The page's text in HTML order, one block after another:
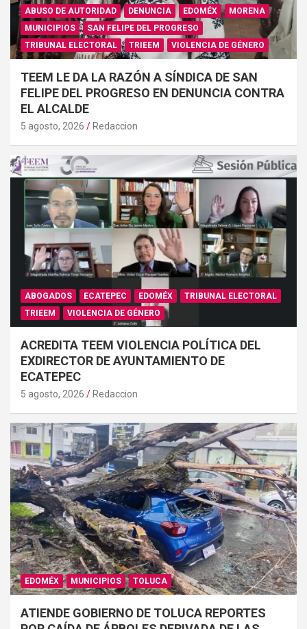
ABUSO DE AUTORIDAD DENUNCIA EDOMÉX
MORENA
MUNICIPIOS
SAN FELIPE DEL PROGRESO
TRIBUNAL ELECTORAL
TRIEEM VIOLENCIA DE GÉNERO
TEEM LE DA LA RAZÓN A SÍNDICA DE SAN
FELIPE DEL PROGRESO EN DENUNCIA CONTRA
EL ALCALDE
5 agosto, 2026 Redaccion
ABOGADOS ECATEPEC EDOMÉX
TRIBUNAL ELECTORAL
TRIEEM
VIOLENCIA DE GÉNERO
ACREDITA TEEM VIOLENCIA POLÍTICA DEL
EXDIRECTOR DE AYUNTAMIENTO DE
ECATEPEC
5 agosto, 2026 Redaccion
EDOMÉX MUNICIPIOS TOLUCA
ATIENDE GOBIERNO DE TOLUCA REPORTES